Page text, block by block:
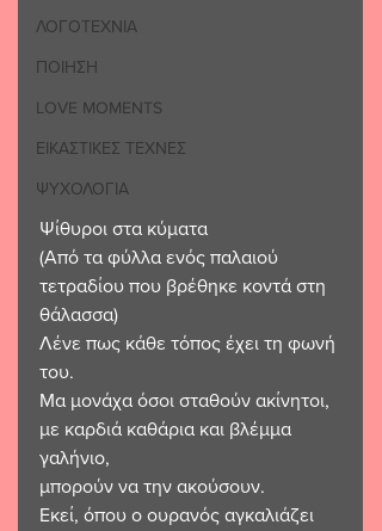
ΛΟΓΟΤΕΧΝΙΑ
ΠΟΙΗΣΗ
LOVE MOMENTS
ΕΙΚΑΣΤΙΚΕΣ ΤΕΧΝΕΣ
ΨΥΧΟΛΟΓΙΑ
Ψίθυροι στα κύματα
(Από τα φύλλα ενός παλαιού
τετραδίου που βρέθηκε κοντά στη
θάλασσα)
Λένε πως κάθε τόπος έχει τη φωνή
του.
Μα μονάχα όσοι σταθούν ακίνητοι,
με καρδιά καθάρια και βλέμμα
γαλήνιο,
μπορούν να την ακούσουν.
Εκεί, όπου ο ουρανός αγκαλιάζει